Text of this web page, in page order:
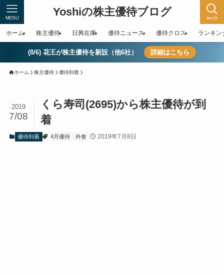
Yoshiの株主優待ブログ serch
MENU
ホーム 株主優待 日興在庫 優待ニュース 優待クロス ランキン
(8/6) 花王が株主優待を新設（他6社） 詳細はこちら
ホーム 株主優待 優待到着
くら寿司(2695)から株主優待が到
着
2019
7/08
優待到着 4月優待 外食 2019年7月8日